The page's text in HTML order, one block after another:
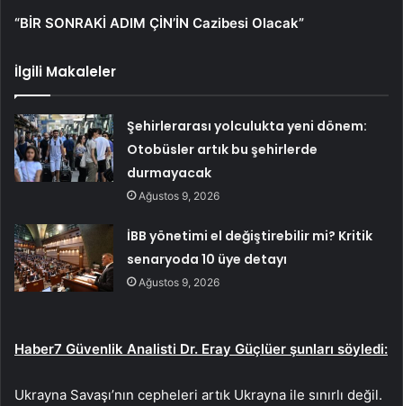
“BİR SONRAKİ ADIM ÇİN’İN Cazibesi Olacak”
İlgili Makaleler
Şehirlerarası yolculukta yeni dönem:
Otobüsler artık bu şehirlerde
durmayacak
Ağustos 9, 2026
İBB yönetimi el değiştirebilir mi? Kritik
senaryoda 10 üye detayı
Ağustos 9, 2026
Haber7 Güvenlik Analisti Dr. Eray Güçlüer şunları söyledi:
Ukrayna Savaşı’nın cepheleri artık Ukrayna ile sınırlı değil.